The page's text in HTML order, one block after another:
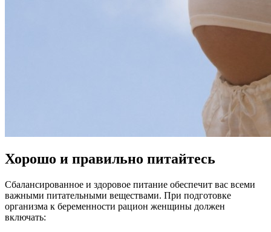
Хорошо и правильно питайтесь
Сбалансированное и здоровое питание обеспечит вас всеми
важными питательными веществами. При подготовке
организма к беременности рацион женщины должен
включать: